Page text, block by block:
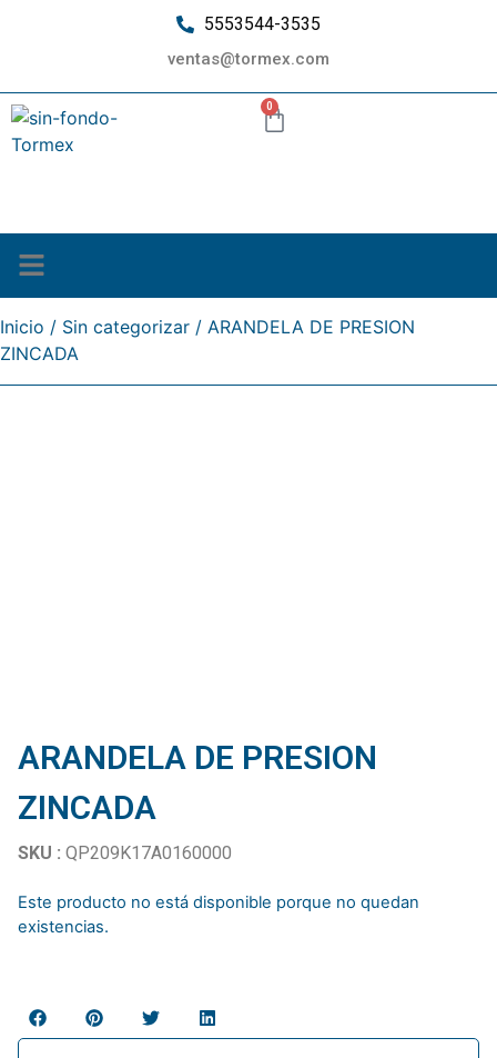
5553544-3535
ventas@tormex.com
0
Inicio / Sin categorizar / ARANDELA DE PRESION
ZINCADA
ARANDELA DE PRESION
ZINCADA
SKU : QP209K17A0160000
Este producto no está disponible porque no quedan
existencias.